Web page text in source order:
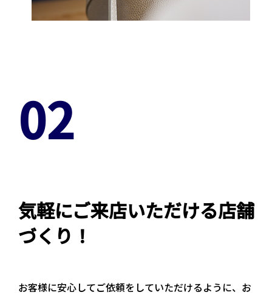
02
気軽にご来店いただける店舗
づくり！
お客様に安心してご依頼をしていただけるように、お